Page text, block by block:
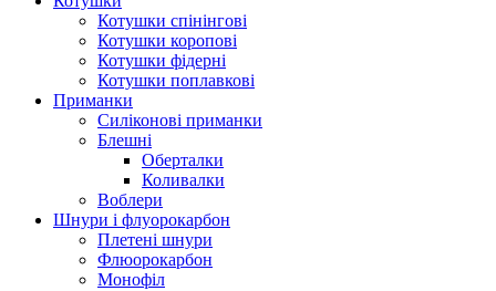
Котушки спінінгові
Котушки коропові
Котушки фідерні
Котушки поплавкові
Приманки
Силіконові приманки
Блешні
Оберталки
Коливалки
Воблери
Шнури і флуорокарбон
Плетені шнури
Флюорокарбон
Монофіл